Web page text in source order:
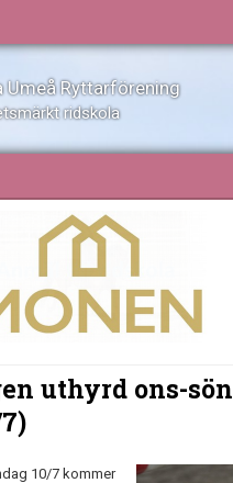
Umeå Ryttarförening
ridskola
uthyrd ons-sön
10/7 kommer